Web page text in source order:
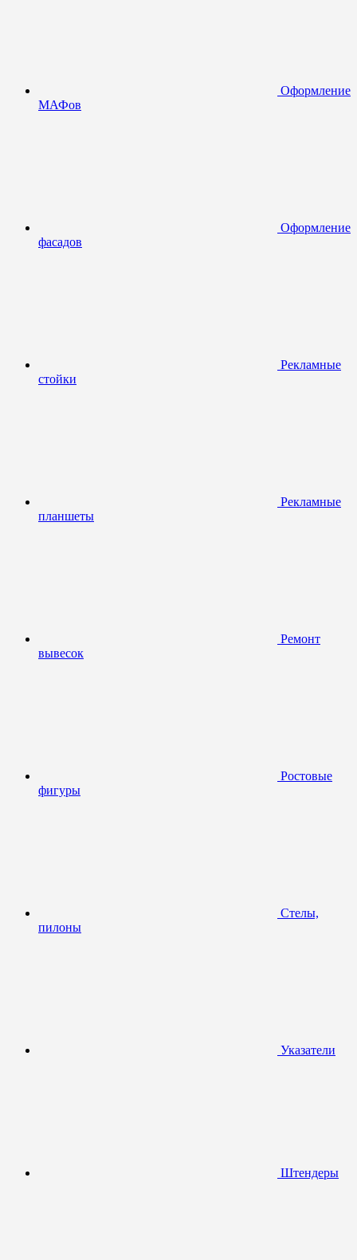
Оформление
МАФов
Оформление
фасадов
Рекламные
стойки
Рекламные
планшеты
Ремонт
вывесок
Ростовые
фигуры
Стелы,
пилоны
Указатели
Штендеры